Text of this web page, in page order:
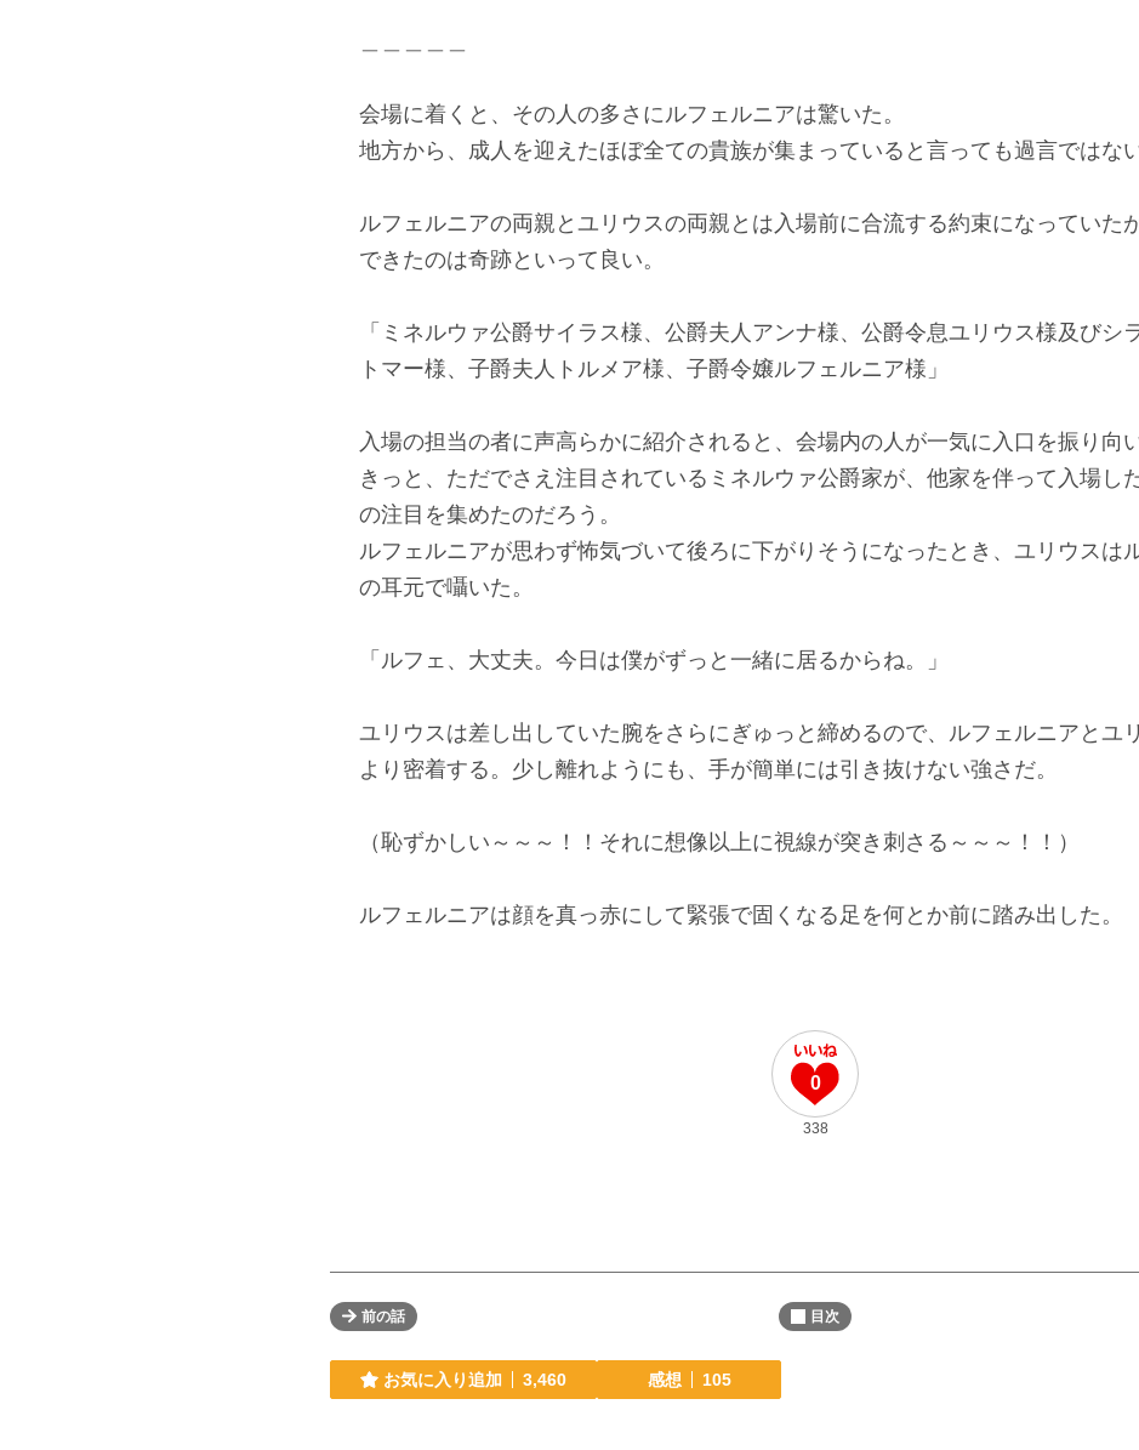
会場に着くと、その人の多さにルフェルニアは驚いた。
地方から、成人を迎えたほぼ全ての貴族が集まっていると言っても過言ではない
ルフェルニアの両親とユリウスの両親とは入場前に合流する約束になっていた
できたのは奇跡といって良い。
「ミネルウァ公爵サイラス様、公爵夫人アンナ様、公爵令息ユリウス様及びシ
トマー様、子爵夫人トルメア様、子爵令嬢ルフェルニア様」
入場の担当の者に声高らかに紹介されると、会場内の人が一気に入口を振り向い
きっと、ただでさえ注目されているミネルウァ公爵家が、他家を伴って入場し
の注目を集めたのだろう。
ルフェルニアが思わず怖気づいて後ろに下がりそうになったとき、ユリウスは
の耳元で囁いた。
「ルフェ、大丈夫。今日は僕がずっと一緒に居るからね。」
ユリウスは差し出していた腕をさらにぎゅっと締めるので、ルフェルニアとユ
より密着する。少し離れようにも、手が簡単には引き抜けない強さだ。
（恥ずかしい～～～！！それに想像以上に視線が突き刺さる～～～！！）
ルフェルニアは顔を真っ赤にして緊張で固くなる足を何とか前に踏み出した。
0
338
前の話 目次
お気に入り追加 3,460 感想 105